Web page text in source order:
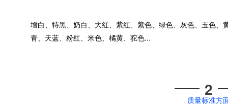
增白、特黑、奶白、大红、紫红、紫色、绿色、灰色、玉色
青、天蓝、粉红、米色、橘黄、驼色...
2
质量标准方